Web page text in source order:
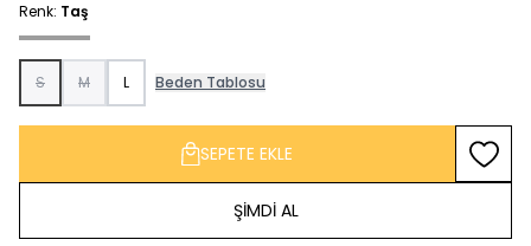
Renk: Taş
S M L Beden Tablosu
SEPETE EKLE
ŞİMDİ AL